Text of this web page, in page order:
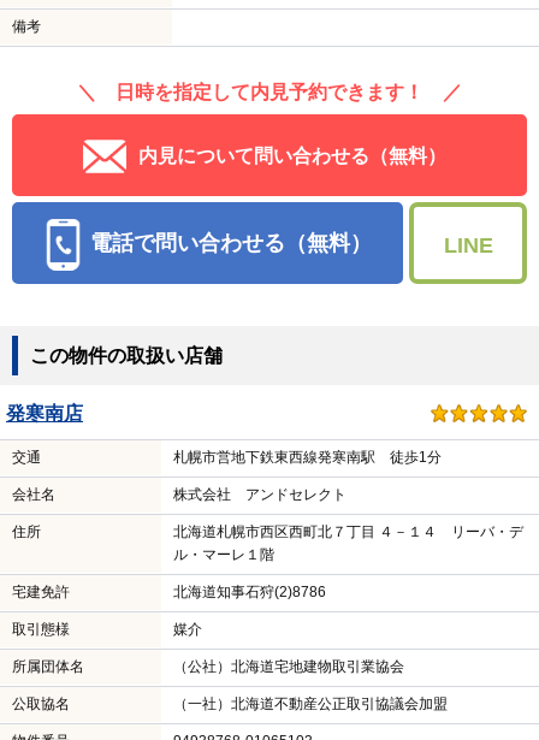
備考
＼ 日時を指定して内見予約できます！ ／
内見について問い合わせる（無料）
電話で問い合わせる（無料） LINE
この物件の取扱い店舗
発寒南店
交通 札幌市営地下鉄東西線発寒南駅 徒歩1分
会社名 株式会社 アンドセレクト
住所
北海道札幌市西区西町北７丁目 ４－１４ リーバ・デ
ル・マーレ１階
宅建免許 北海道知事石狩(2)8786
取引態様 媒介
所属団体名 （公社）北海道宅地建物取引業協会
公取協名 （一社）北海道不動産公正取引協議会加盟